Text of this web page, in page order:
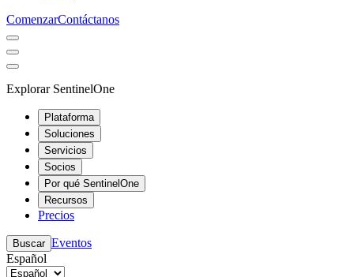
ComenzarContáctanos
Explorar SentinelOne
Plataforma
Soluciones
Servicios
Socios
Por qué SentinelOne
Recursos
Precios
Buscar Eventos
Español